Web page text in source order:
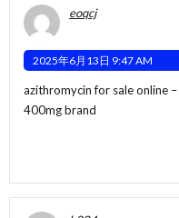
eoqcj
2025年6月13日 9:47 AM
azithromycin for sale online –
400mg brand